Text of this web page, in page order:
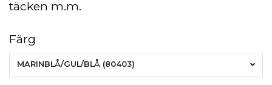
täcken m.m.
Färg
MARINBLÅ/GUL/BLÅ (80403)